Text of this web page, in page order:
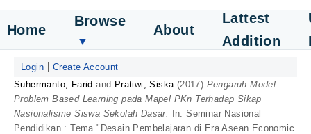
Home
Browse
▼
About
Lattest
Addition
Login
Create Account
Suhermanto, Farid and Pratiwi, Siska(2017) Pengaruh Model
Problem Based Learning pada Mapel PKn Terhadap Sikap
Nasionalisme Siswa Sekolah Dasar.
In: Seminar Nasional
Pendidikan : Tema "Desain Pembelajaran di Era Asean Economic